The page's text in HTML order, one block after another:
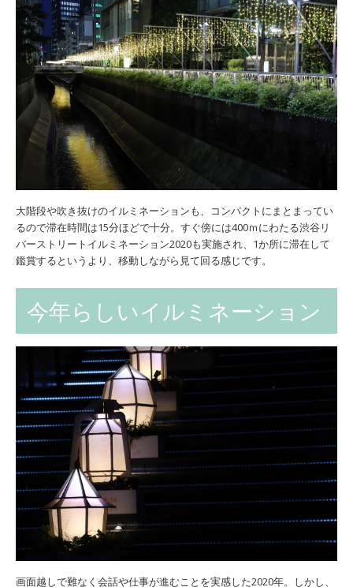
大階段や吹き抜けのイルミネーションも、コンパクトにまとまってい
るので滞在時間は15分ほどで十分。すぐ傍には400ｍにわたる渋谷リ
バーストリートイルミネーション2020も実施され、1か所に滞在して
鑑賞するというより、移動しながら見て回る感じです。
今年らしいイルミネーション
画面越しで難なく会話や仕事が進むことを実感した2020年。しかし、